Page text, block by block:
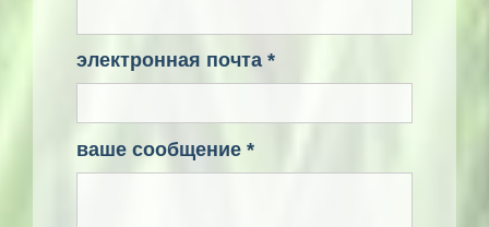
электронная почта *
ваше сообщение *